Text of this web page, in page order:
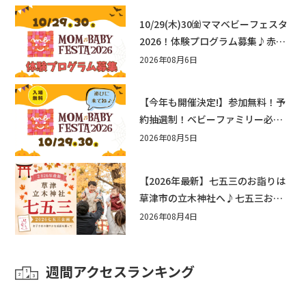
10/29(木)30㈮ママベビーフェスタ
2026！体験プログラム募集♪赤ち
ゃん向けイベントに出演しません
2026年08月6日
【今年も開催決定!】参加無料！予
約抽選制！ベビーファミリー必見
☆入場無料☆10/29(木)30(金)ママ
2026年08月5日
【2026年最新】七五三のお詣りは
草津市の立木神社へ♪七五三お祝
い企画をご紹介！
2026年08月4日
週間アクセスランキング